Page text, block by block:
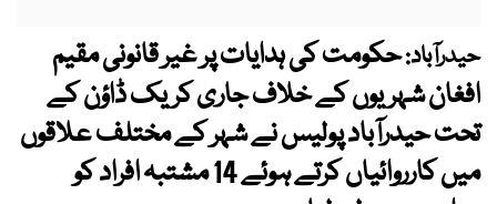
حیدرآباد:حکومت کی ہدایات پر غیر قانونی مقیم
افغان شہریوں کے خلاف جاری کریک ڈاؤن کے
تحت حیدرآباد پولیس نے شہر کے مختلف علاقوں
میں کارروائیاں کرتے ہوئے 14 مشتبہ افراد کو